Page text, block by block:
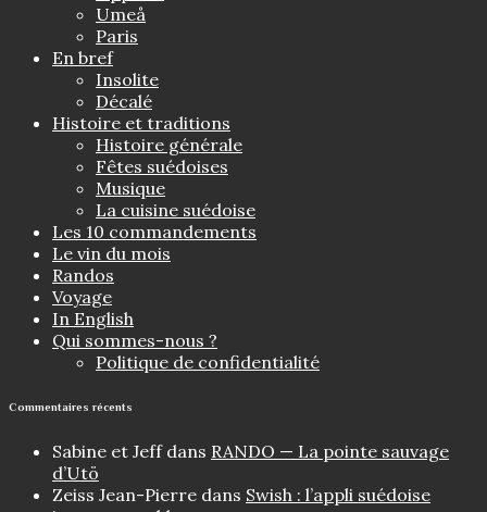
Umeå
Paris
En bref
Insolite
Décalé
Histoire et traditions
Histoire générale
Fêtes suédoises
Musique
La cuisine suédoise
Les 10 commandements
Le vin du mois
Randos
Voyage
In English
Qui sommes-nous ?
Politique de confidentialité
Commentaires récents
Sabine et Jeffdans RANDO — La pointe sauvage
d’Utö
Zeiss Jean-Pierre dans Swish : l’appli suédoise